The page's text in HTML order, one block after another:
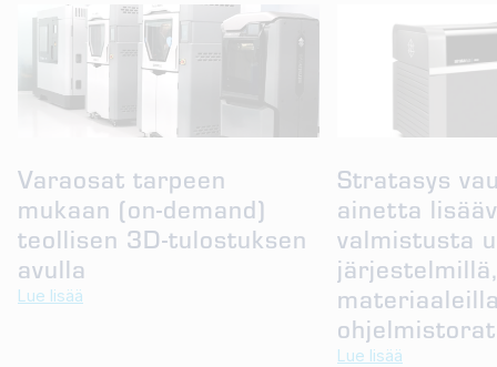
Varaosat tarpeen
mukaan (on-demand)
teollisen 3D-tulostuksen
avulla
Lue lisää
Stratasys
ainetta
valmistusta
järjestelmillä,
Lue lisää